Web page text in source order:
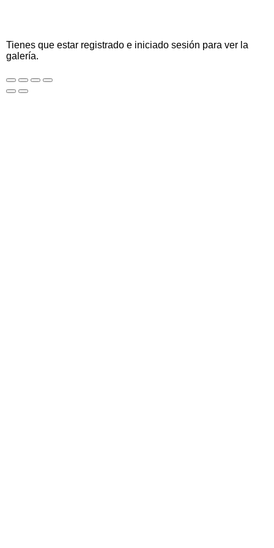
Tienes que estar registrado e iniciado sesión para ver la
galería.